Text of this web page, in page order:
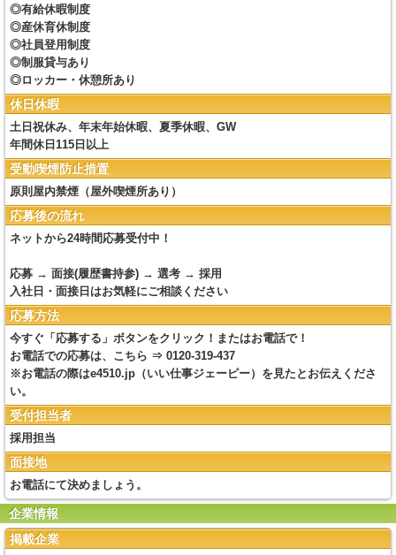
◎有給休暇制度
◎産休育休制度
◎社員登用制度
◎制服貸与あり
◎ロッカー・休憩所あり
休日休暇
土日祝休み、年末年始休暇、夏季休暇、GW
年間休日115日以上
受動喫煙防止措置
原則屋内禁煙（屋外喫煙所あり）
応募後の流れ
ネットから24時間応募受付中！
応募 → 面接(履歴書持参) → 選考 → 採用
入社日・面接日はお気軽にご相談ください
応募方法
今すぐ「応募する」ボタンをクリック！またはお電話で！
お電話での応募は、こちら ⇒ 0120-319-437
※お電話の際はe4510.jp（いい仕事ジェーピー）を見たとお伝えくださ
い。
受付担当者
採用担当
面接地
お電話にて決めましょう。
企業情報
掲載企業